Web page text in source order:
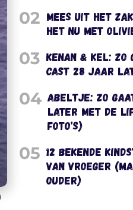
02 Mees uit het
het nu met
03 Kenan & Kel:
cast 28 jaar
04 Abeltje: zo
later met de
foto’s)
05 12 bekende
van vroeger
ouder)